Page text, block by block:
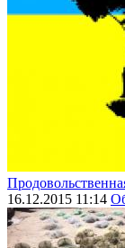
16.12.2015 11:14